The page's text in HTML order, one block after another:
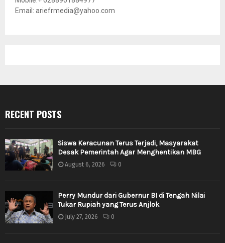
Email: ariefrmedia@yahoo.com
RECENT POSTS
Siswa Keracunan Terus Terjadi, Masyarakat
Desak Pemerintah Agar Menghentikan MBG
August 6, 2026 0
Perry Mundur dari Gubernur BI di Tengah Nilai
Tukar Rupiah yang Terus Anjlok
July 27, 2026 0